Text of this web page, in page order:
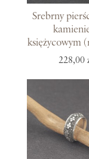
Srebrny
księżycowym
228,00